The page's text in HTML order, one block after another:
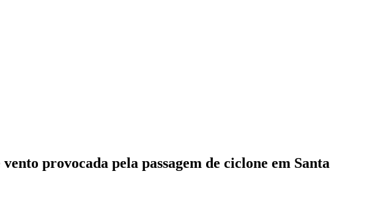
provocada pela passagem de ciclone em Santa